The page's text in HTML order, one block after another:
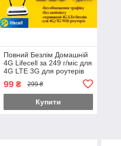
Повний Безлім Домашній
4G Lifecell за 249 г/міс для
4G LTE 3G для роутерів
швидкості!
99₴ 299 ₴
Купити